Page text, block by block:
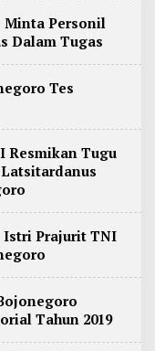
Personil
Dalam Tugas
Tes
Resmikan Tugu
Istri Prajurit TNI
Tahun 2019